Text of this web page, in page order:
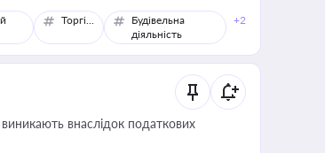
Торгівля
Будівельна
діяльність
+2
внаслідок податкових